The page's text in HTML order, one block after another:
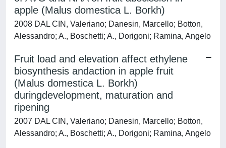
apple (Malus domestica L. Borkh)
2008 DAL CIN, Valeriano; Danesin, Marcello; Botton,
Alessandro; A., Boschetti; A., Dorigoni; Ramina, Angelo
Fruit load and elevation affect ethylene
biosynthesis andaction in apple fruit
(Malus domestica L. Borkh)
duringdevelopment, maturation and
ripening
2007 DAL CIN, Valeriano; Danesin, Marcello; Botton,
Alessandro; A., Boschetti; A., Dorigoni; Ramina, Angelo